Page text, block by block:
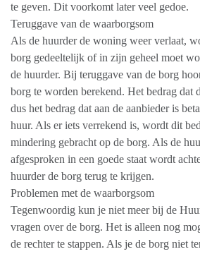
te geven. Dit voorkomt later veel gedoe.
Teruggave van de waarborgsom
Als de huurder de woning weer verlaat,
borg gedeeltelijk of in zijn geheel moet
de huurder. Bij teruggave van de borg
borg te worden berekend. Het bedrag dat
dus het bedrag dat aan de aanbieder is
huur. Als er iets verrekend is, wordt dit
mindering gebracht op de borg. Als de
afgesproken in een goede staat wordt
huurder de borg terug te krijgen.
Problemen met de waarborgsom
Tegenwoordig kun je niet meer bij de
vragen over de borg. Het is alleen nog
de rechter te stappen. Als je de borg niet